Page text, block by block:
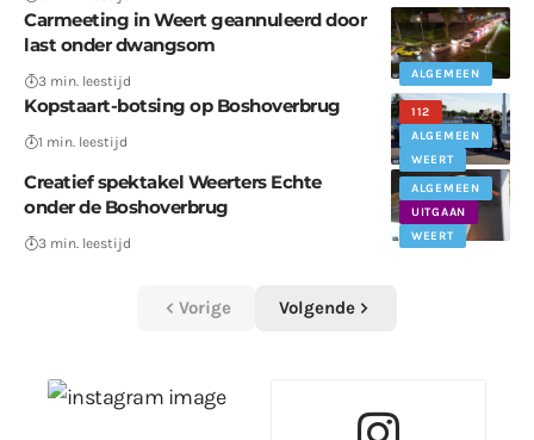
ALGEMEEN
Carmeeting in Weert geannuleerd door
last onder dwangsom
3 min. leestijd
112
ALGEMEEN
WEERT
Kopstaart-botsing op Boshoverbrug
1 min. leestijd
ALGEMEEN
UITGAAN
WEERT
Creatief spektakel Weerters Echte
onder de Boshoverbrug
3 min. leestijd
Vorige Volgende